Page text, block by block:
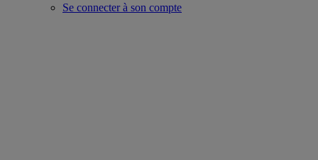
Se connecter à son compte